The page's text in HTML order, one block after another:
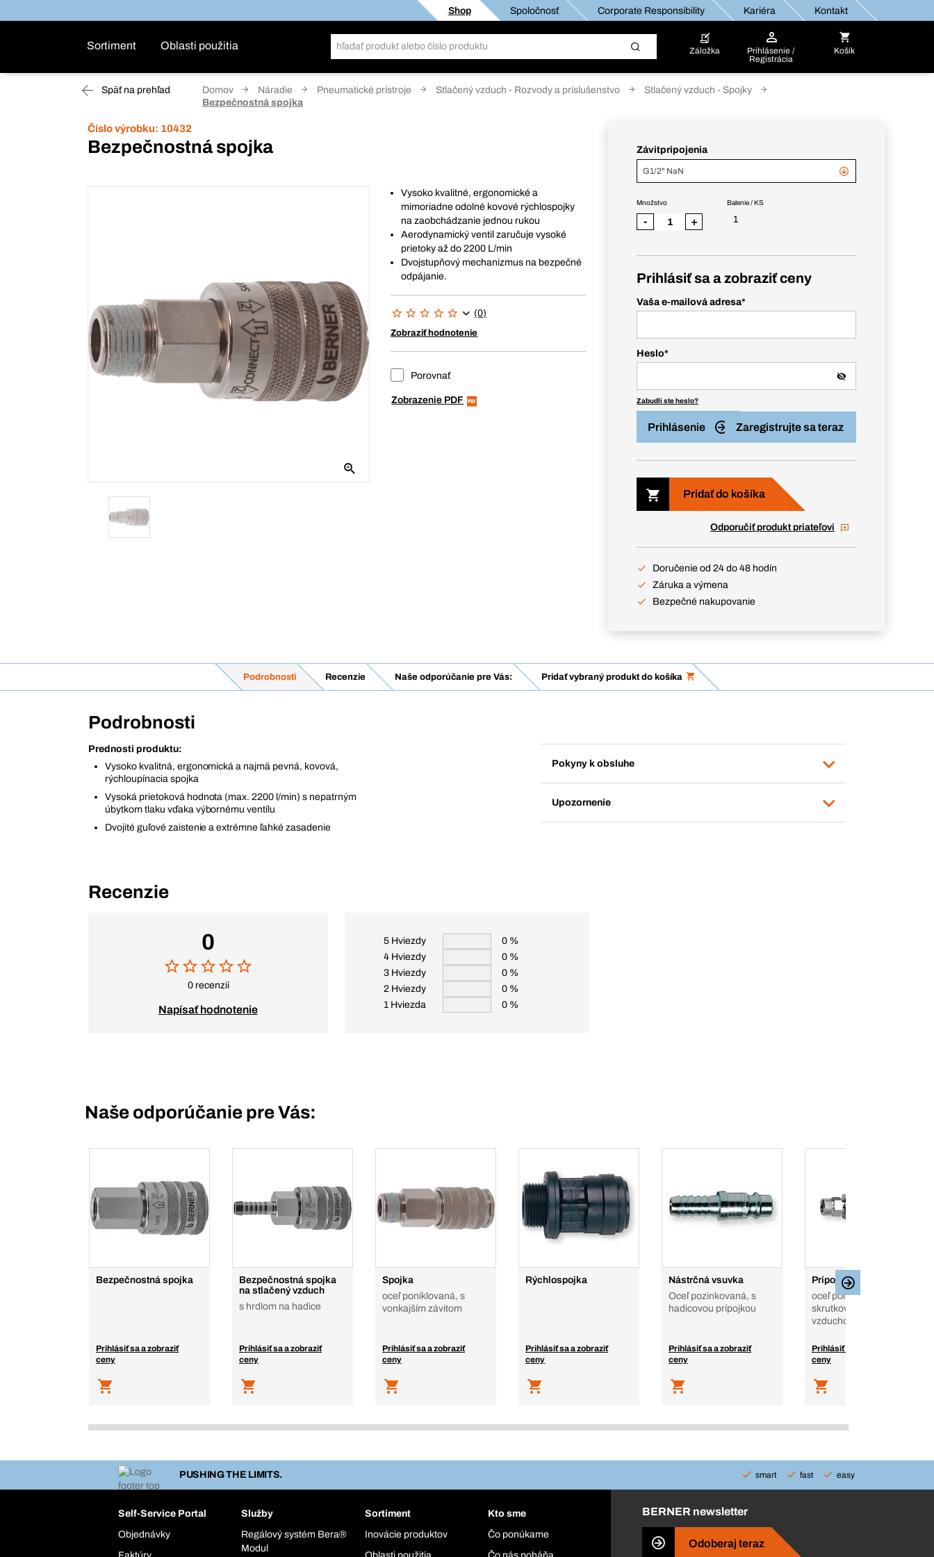
Shop Spoločnosť Corporate Responsibility Kariéra Kontakt
Sortiment Oblasti použitia Záložka
Prihlásenie /
Registrácia
Košík
Späť na prehľad Domov Náradie Pneumatické prístroje Stlačený vzduch - Rozvody a príslušenstvo
Stlačený vzduch - Spojky
Bezpečnostná spojka
Číslo výrobku: 10432
Bezpečnostná spojka
Vysoko kvalitné, ergonomické a
mimoriadne odolné kovové rýchlospojky
na zaobchádzanie jednou rukou
Aerodynamický ventil zaručuje vysoké
prietoky až do 2200 L/min
Dvojstupňový mechanizmus na bezpečné
odpájanie.
(0)
Zobraziť hodnotenie
Porovnať
Zobrazenie PDF
Závitpripojenia
G1/2" NaN
Balenie / KS
1
Množstvo
- +
Prihlásiť sa a zobraziť ceny
Vaša e-mailová adresa*
Heslo*
Zabudli ste heslo?
Prihlásenie Zaregistrujte sa teraz
Pridať do košíka
Odporučiť produkt priateľovi
Doručenie od 24 do 48 hodín
Záruka a výmena
Bezpečné nakupovanie
Podrobnosti Recenzie Naše odporúčanie pre Vás: Pridať vybraný produkt do košíka
Podrobnosti
Prednosti produktu:
Vysoko kvalitná, ergonomická a najmä pevná, kovová,
rýchloupínacia spojka
Vysoká prietoková hodnota (max. 2200 l/min) s nepatrným
úbytkom tlaku vďaka výbornému ventílu
Dvojité guľové zaistenie a extrémne ľahké zasadenie
Pokyny k obsluhe
Upozornenie
Recenzie
0
0 recenzií
Napísať hodnotenie
5 Hviezdy
0 %
4 Hviezdy
0 %
3 Hviezdy
0 %
2 Hviezdy
0 %
1 Hviezda
0 %
Naše odporúčanie pre Vás:
Bezpečnostná spojka
Prihlásiť sa a zobraziť
ceny
Bezpečnostná spojka
na stlačený vzduch
s hrdlom na hadice
Prihlásiť sa a zobraziť
ceny
Spojka
oceľ poniklovaná, s
vonkajším závitom
Prihlásiť sa a zobraziť
ceny
Rýchlospojka
Prihlásiť sa a zobraziť
ceny
Nástrčná vsuvka
Oceľ pozinkovaná, s
hadicovou prípojkou
Prihlásiť sa a zobraziť
ceny
Prípojka
oceľ poniklovaná,
skrutkovateľná, na
vzduchotlakové hadice
Prihlásiť sa a zobraziť
ceny
PUSHING THE LIMITS. smart fast easy
Self-Service Portal
Objednávky
Služby
Regálový systém Bera®
Modul
Sortiment
Inovácie produktov
Kto sme
Čo ponúkame
BERNER newsletter
Odoberaj teraz